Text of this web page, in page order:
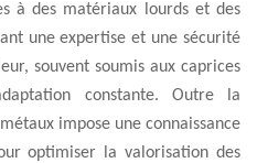
à des matériaux lourds et des
une expertise et une sécurité
souvent soumis aux caprices
constante. Outre la
impose une connaissance
optimiser la valorisation des